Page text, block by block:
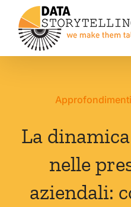
contenuto
Approfondimenti
La
nelle
aziendali: